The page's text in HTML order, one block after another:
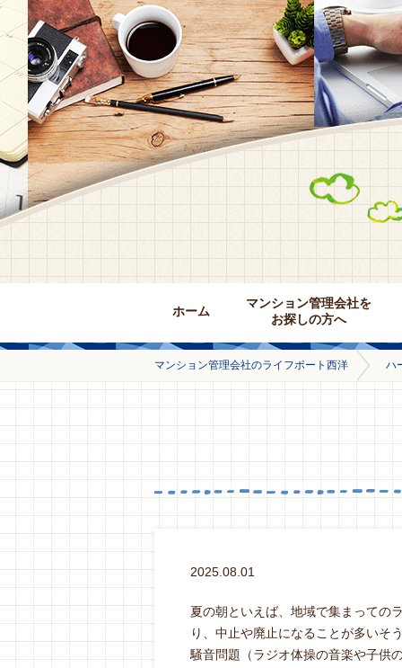
ホーム
マンション管理会社を
お探しの方へ
マンション管理会社のライフポート西洋 ハ
2025.08.01
夏の朝といえば、地域で集まっての
り、中止や廃止になることが多いそ
騒音問題（ラジオ体操の音楽や子供